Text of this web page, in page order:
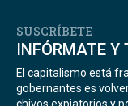
SUSCRÍBETE
INFÓRMATE Y
El capitalismo está
gobernantes es
chivos expiatorios y